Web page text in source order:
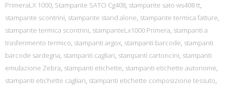
PrimeraLX 1000, Stampante SATO Cg408, stampante sato ws408 tt,
stampante scontrini, stampante stand alone, stampante termica fatture,
stampante termica scontrini, stampanteLx1000 Primera, stampanti a
trasferimento termico, stampanti argox, stampanti barcode, stampanti
barcode sardegna, stampanti cagliari, stampanti cartoncini, stampanti
emulazione Zebra, stampanti etichette, stampanti etichette autonome,
stampanti etichette cagliari, stampanti etichette composizione tessuto,